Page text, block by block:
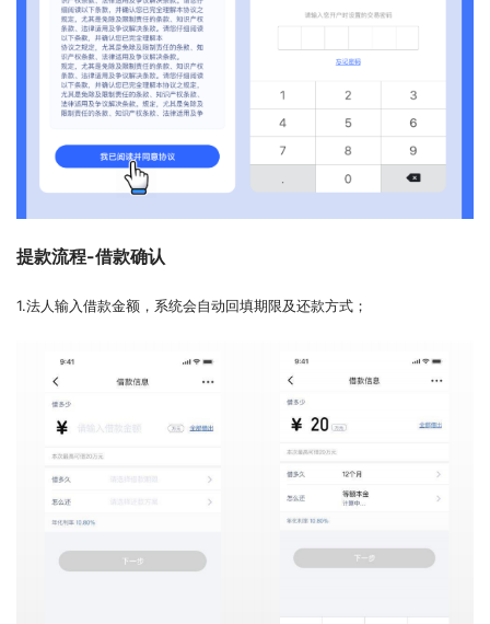
提款流程-借款确认
1.法人输入借款金额，系统会自动回填期限及还款方式；